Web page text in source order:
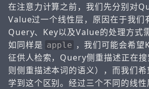
在注意力计算之前，我们先分别对
Value过一个线性层，原因在于我们
Query、Key以及Value的处理方式
如同样是 apple ，我们可能会希
征供人检索，Query侧重描述正在
则侧重描述本词的语义），而我们
学到这个区别。经过三个不同的线